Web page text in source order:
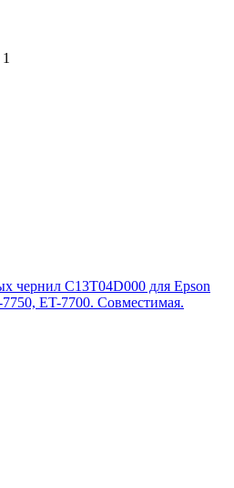
1
чернил C13T04D000 для Epson
ET-7700. Совместимая.